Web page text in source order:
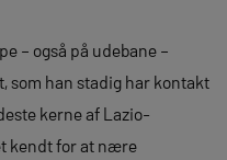
– også på udebane –
som han stadig har kontakt
kerne af Lazio-
kendt for at nære